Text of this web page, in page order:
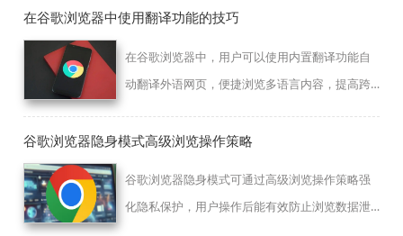
在谷歌浏览器中使用翻译功能的技巧
在谷歌浏览器中，用户可以使用内置翻译功能自
动翻译外语网页，便捷浏览多语言内容，提高跨
谷歌浏览器隐身模式高级浏览操作策略
谷歌浏览器隐身模式可通过高级浏览操作策略强
化隐私保护，用户操作后能有效防止浏览数据泄